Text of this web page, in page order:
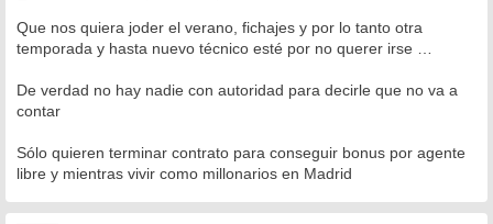
n
a
e
Que nos quiera joder el verano, fichajes y por lo tanto otra
temporada y hasta nuevo técnico esté por no querer irse …
De verdad no hay nadie con autoridad para decirle que no va a
contar
Sólo quieren terminar contrato para conseguir bonus por agente
libre y mientras vivir como millonarios en Madrid